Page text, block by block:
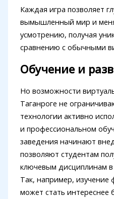
Каждая игра позволяет
вымышленный мир и
усмотрению, получая
сравнению с обычными
Обучение и
Но возможности
Таганроге не
технологии активно
и профессиональном
заведения начинают
позволяют студентам
ключевым дисциплинам
Так, например, изучение
может стать интереснее